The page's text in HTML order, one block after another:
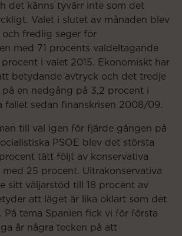
det känns tyvärr inte som det
Valet i slutet av månaden blev
fredlig seger för
med 71 procents valdeltagande
i valet 2015. Ekonomiskt har
betydande avtryck och det tredje
på en nedgång på 3,2 procent i
fallet sedan finanskrisen 2008/09.
till val igen för fjärde gången på
PSOE blev det största
tätt följt av konservativa
med 25 procent. Ultrakonservativa
sitt väljarstöd till 18 procent av
att läget är lika oklart som det
På tema Spanien fick vi för första
år några tecken på att